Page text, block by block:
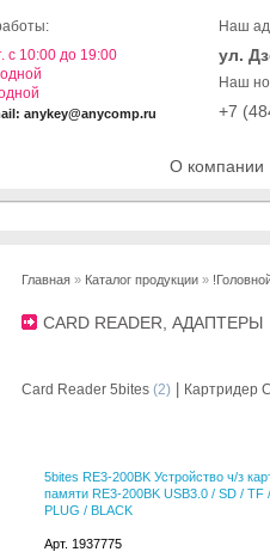
О компании
с 10:00 до 19:00
anykey@anycomp.ru
Наш
ул.
Наш
+7
Главная » Каталог продукции »
CARD READER,
Card Reader 5bites (2) Картридер
5bites RE3-200BK Устройство ч/з
памяти RE3-200BK USB3.0 / SD / TF
PLUG / BLACK
Арт. 1937775